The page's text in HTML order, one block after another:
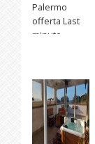
Palermo
offerta Last
minute